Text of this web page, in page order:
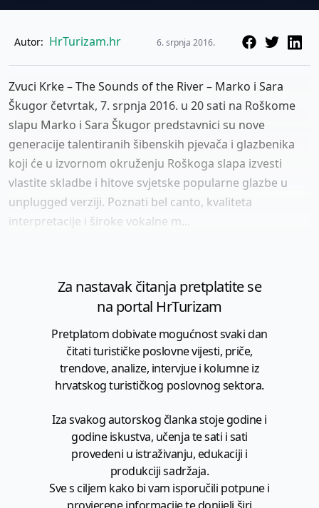
Autor: HrTurizam.hr 6. srpnja 2016.
Zvuci Krke – The Sounds of the River – Marko i Sara
Škugor četvrtak, 7. srpnja 2016. u 20 sati na Roškome
slapu Marko i Sara Škugor predstavnici su nove
generacije talentiranih šibenskih pjevača i glazbenika
koji će u izvornom okruženju Roškoga slapa izvesti
vlastite skladbe i hitove svjetske popularne glazbe u
unplugged verziji. Poznati bel canto, kvaliteta
interpretacije i široke vokalne m...
Za nastavak čitanja pretplatite se
na portal HrTurizam
Pretplatom dobivate mogućnost svaki dan
čitati turističke poslovne vijesti, priče,
trendove, analize, intervjue i kolumne iz
hrvatskog turističkog poslovnog sektora.
Iza svakog autorskog članka stoje godine i
godine iskustva, učenja te sati i sati
provedeni u istraživanju, edukaciji i
produkciji sadržaja.
Sve s ciljem kako bi vam isporučili potpune i